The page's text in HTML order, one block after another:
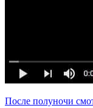
После полуночи